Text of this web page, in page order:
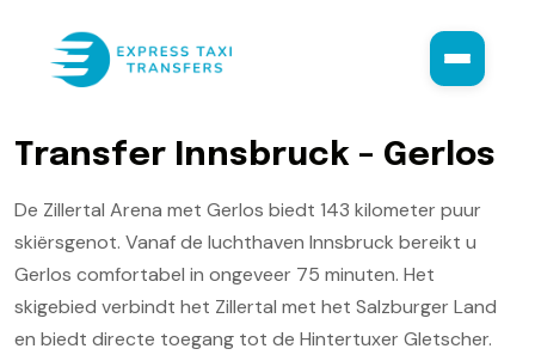
Transfer Innsbruck – Gerlos
De Zillertal Arena met Gerlos biedt 143 kilometer puur
skiërsgenot. Vanaf de luchthaven Innsbruck bereikt u
Gerlos comfortabel in ongeveer 75 minuten. Het
skigebied verbindt het Zillertal met het Salzburger Land
en biedt directe toegang tot de Hintertuxer Gletscher.